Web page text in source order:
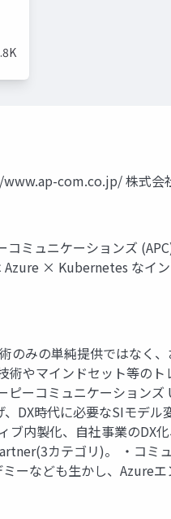
com.co.jp/ 株式会
コミュニケーションズ
× Kubernetes なイ
みの単純提供ではなく
やマインドセット等の
ピーコミュニケーショ
時代に必要なSIモデル
内製化、自社事業のDX
カテゴリ)。 ・コミ
ーなども生かし、